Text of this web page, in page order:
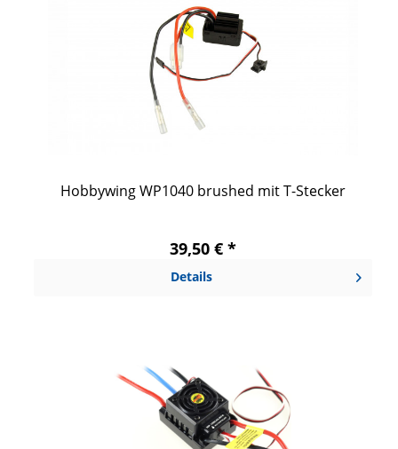
Hobbywing WP1040 brushed mit T-Stecker
39,50 € *
Details